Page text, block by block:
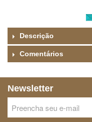
Descrição
Comentários
Newsletter